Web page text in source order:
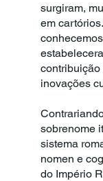
surgiram,
em
inovações
sobrenome
sistema
nomen e
do Império